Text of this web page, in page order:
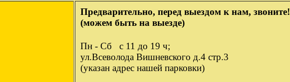
Предварительно, перед выездом к нам, звоните!
(можем быть на выезде)
Пн - Сб с 11 до 19 ч;
ул.Всеволода Вишневского д.4 стр.3
(указан адрес нашей парковки)